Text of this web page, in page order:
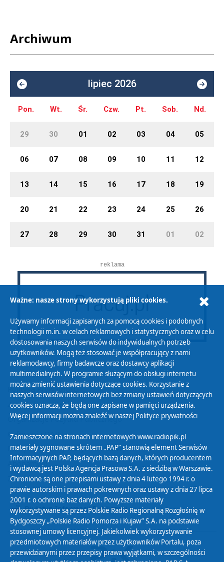
Archiwum
lipiec 2026
Pon. Wt. Śr. Czw. Pt. Sob. Nd.
29 30 01 02 03 04 05
06 07 08 09 10 11 12
13 14 15 16 17 18 19
20 21 22 23 24 25 26
27 28 29 30 31 01 02
reklama
Polityka Prywatności
Zasady korzystania z Serwisu
Organizacje Pożytku Publicznego
Cyfryzacja DAB+
Polityka ochrony danych osobowych
Abonament
Zamówienia publiczne
Biuletyn Informacji Publicznej
Ważne: nasze strony wykorzystują pliki cookies.
Używamy informacji zapisanych za pomocą cookies i podobnych
technologii m.in. w celach reklamowych i statystycznych oraz w celu
dostosowania naszych serwisów do indywidualnych potrzeb
użytkowników. Mogą też stosować je współpracujący z nami
reklamodawcy, firmy badawcze oraz dostawcy aplikacji
multimedialnych. W programie służącym do obsługi internetu
można zmienić ustawienia dotyczące cookies. Korzystanie z
naszych serwisów internetowych bez zmiany ustawień dotyczących
cookies oznacza, że będą one zapisane w pamięci urządzenia.
Więcej informacji można znaleźć w naszej Polityce prywatności
Zamieszczone na stronach internetowych www.radiopik.pl
materiały sygnowane skrótem „PAP” stanowią element Serwisów
Informacyjnych PAP, będących bazą danych, których producentem
i wydawcą jest Polska Agencja Prasowa S.A. z siedzibą w Warszawie.
Chronione są one przepisami ustawy z dnia 4 lutego 1994 r. o
prawie autorskim i prawach pokrewnych oraz ustawy z dnia 27 lipca
2001 r. o ochronie baz danych. Powyższe materiały
wykorzystywane są przez Polskie Radio Regionalną Rozgłośnię w
Bydgoszczy „Polskie Radio Pomorza i Kujaw” S.A. na podstawie
stosownej umowy licencyjnej. Jakiekolwiek wykorzystywanie
przedmiotowych materiałów przez użytkowników Portalu, poza
przewidzianymi przez przepisy prawa wyjątkami, w szczególności